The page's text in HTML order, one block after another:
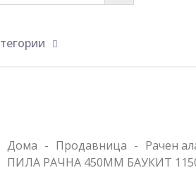
Дома - Продавница - Рачен
ПИЛА РАЧНА 450ММ БАУКИТ